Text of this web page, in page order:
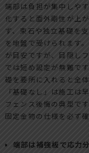
端部は負担が集中しや
化すると面外剛性が上
ず、束石や独立基礎を
を地盤で受けられます
が目安ですが、目隠し
では短め設定が無難で
礎を要所に入れると全
「基礎なし」は施工は
フェンス後悔の典型で
固定金物の仕様を必ず
端部は補強板で応力